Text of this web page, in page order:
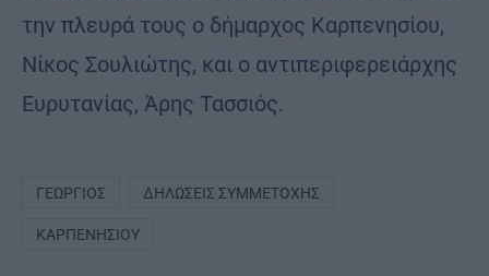
την πλευρά τους ο δήμαρχος Καρπενησίου,
Νίκος Σουλιώτης, και ο αντιπεριφερειάρχης
Ευρυτανίας, Άρης Τασσιός.
ΓΕΏΡΓΙΟΣ ΔΗΛΏΣΕΙΣ ΣΥΜΜΕΤΟΧΉΣ
ΚΑΡΠΕΝΗΣΊΟΥ